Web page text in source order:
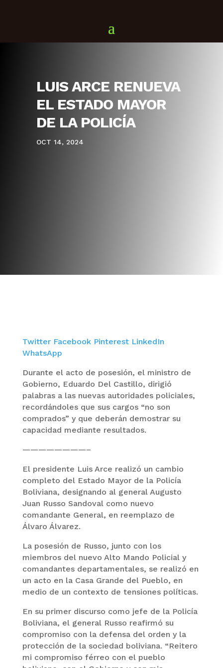
LUIS ARCE RENUEVA
EL ESTADO MAYOR
DE LA POLICÍA
OCT 14, 2024
Twitter Facebook Pinterest LinkedIn
WhatsApp
Durante el acto de posesión, el ministro de
Gobierno, Eduardo Del Castillo, dirigió
palabras a las nuevas autoridades policiales,
recordándoles que sus cargos “no son
comprados” y que deberán demostrar su
capacidad mediante resultados.
————————–
El presidente Luis Arce realizó un cambio
completo del Estado Mayor de la Policía
Boliviana, designando al general Augusto
Juan Russo Sandoval como nuevo
comandante General, en reemplazo de
Álvaro Álvarez.
La posesión de Russo, junto con los
miembros del nuevo Alto Mando Policial y
comandantes departamentales, se realizó en
un acto en la Casa Grande del Pueblo, en
medio de un contexto de tensiones políticas.
En su primer discurso como jefe de la Policía
Boliviana, el general Russo reafirmó su
compromiso con la defensa del orden y la
protección de la sociedad boliviana. “Reitero
mi compromiso férreo con el pueblo